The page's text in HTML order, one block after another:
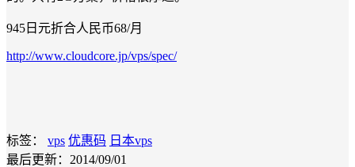
945日元折合人民币68/月
http://www.cloudcore.jp/vps/spec/
标签： vps 优惠码 日本vps
最后更新：2014/09/01